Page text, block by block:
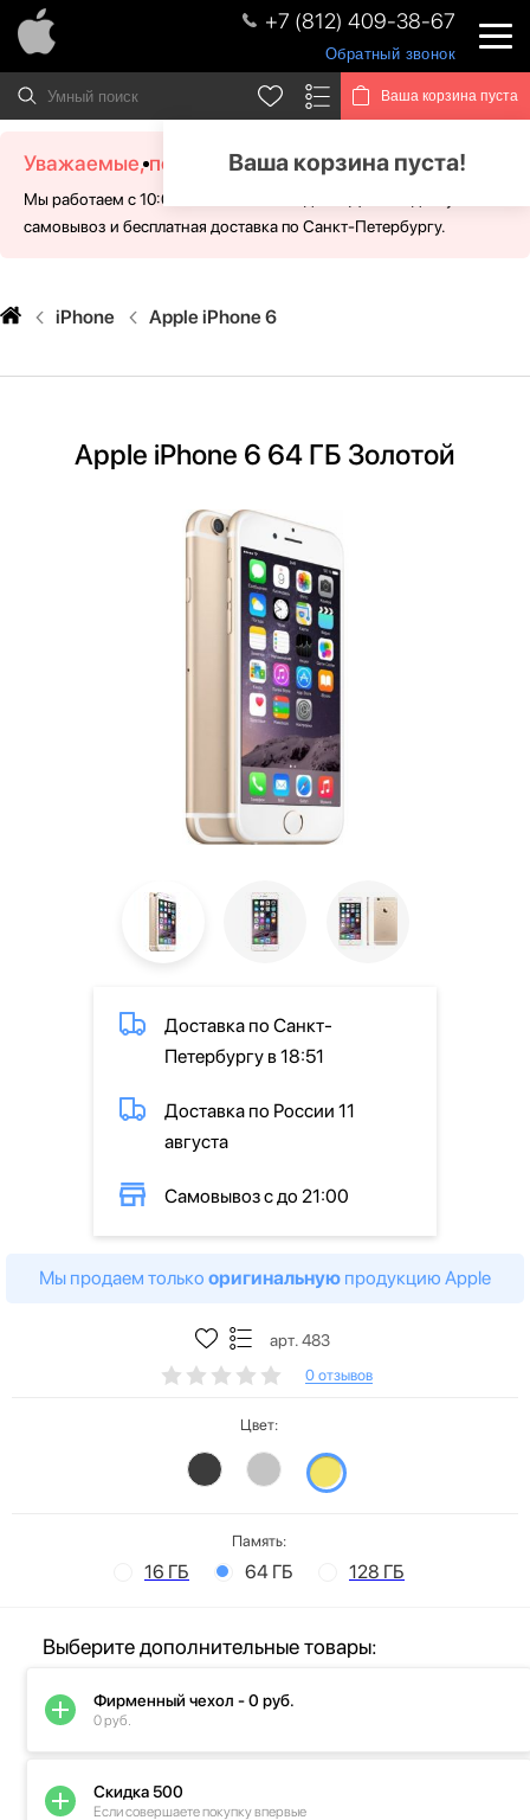
+7 (812) 409-38-67
Обратный звонок
Ваша корзина пуста
Ваша корзина пуста!
Уважаемые, посетители!
Мы работаем с 10:00 - 21:00 без выходных. Для Вас доступен
самовывоз и бесплатная доставка по Санкт-Петербургу.
iPhone Apple iPhone 6
Apple iPhone 6 64 ГБ Золотой
Доставка по Санкт-
Петербургу в 18:51
Доставка по России 11
августа
Самовывоз с до 21:00
Мы продаем только оригинальную продукцию Apple
арт. 483
0 отзывов
Цвет:
Память:
16 ГБ 64 ГБ 128 ГБ
Выберите дополнительные товары:
Фирменный чехол - 0 руб.
0 руб.
Скидка 500
Если совершаете покупку впервые